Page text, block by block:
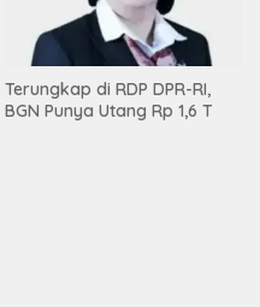
Terungkap di RDP DPR-RI,
BGN Punya Utang Rp 1,6 T